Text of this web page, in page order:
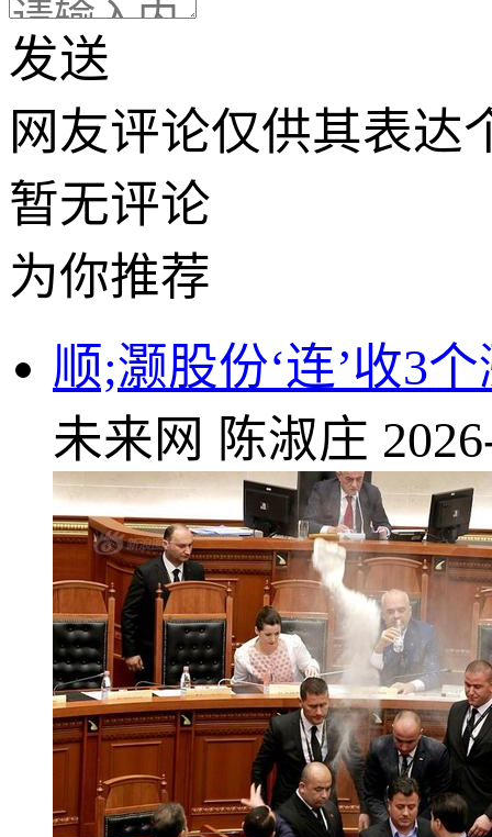
发送
网友评论仅供其表达
暂无评论
为你推荐
顺;灏股份‘连’收3
未来网 陈淑庄